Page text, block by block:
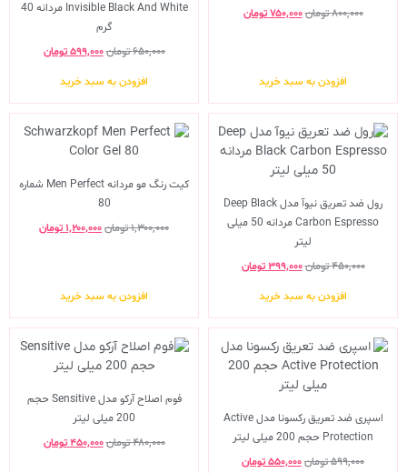
۸۰۰,۰۰۰تومان۷۵۰,۰۰۰ تومان
افزودن به سبد خرید
Invisible Black And White مردانه 40
گرم
۶۵۰,۰۰۰تومان۵۹۹,۰۰۰ تومان
افزودن به سبد خرید
رول ضد تعریق نیوآ مدل Deep Black
Carbon Espresso مردانه 50 میلی
لیتر
۴۵۰,۰۰۰تومان۳۹۹,۰۰۰ تومان
افزودن به سبد خرید
کیت رنگ مو مردانه Men Perfect شماره
80
۱,۳۰۰,۰۰۰تومان۱,۲۰۰,۰۰۰ تومان
افزودن به سبد خرید
اسپری ضد تعریق رکسونا مدل Active
Protection حجم 200 میلی لیتر
۵۹۹,۰۰۰تومان۵۵۰,۰۰۰تومان
فوم اصلاح آرکو مدل Sensitive حجم
200 میلی لیتر
۴۸۰,۰۰۰تومان۴۵۰,۰۰۰ تومان